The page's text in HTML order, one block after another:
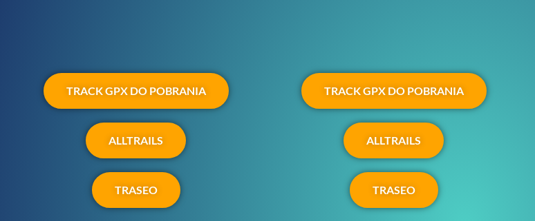
TRACK GPX DO POBRANIA
ALLTRAILS
TRASEO
TRACK GPX DO POBRANIA
ALLTRAILS
TRASEO